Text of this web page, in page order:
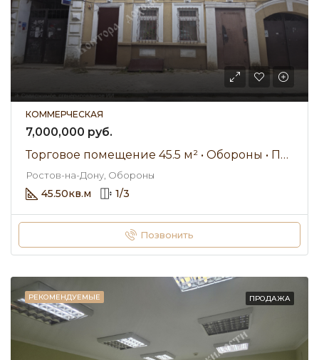
КОММЕРЧЕСКАЯ
7,000,000 руб.
Торговое помещение 45.5 м² • Обороны • Продажа
Ростов-на-Дону, Обороны
45.50кв.м 1/3
Позвонить
РЕКОМЕНДУЕМЫЕ ПРОДАЖА